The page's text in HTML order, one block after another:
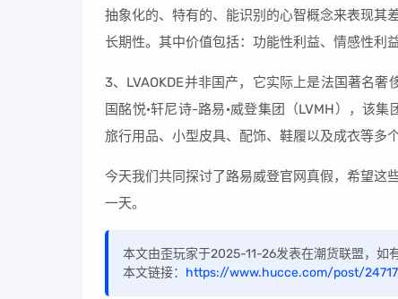
抽象化的、特有的、能识别的心智概念来表现其
长期性。其中价值包括：功能性利益、情感性利益
3、LVAOKDE并非国产，它实际上是法国著名
国酩悦·轩尼诗-路易·威登集团（LVMH），该
旅行用品、小型皮具、配饰、鞋履以及成衣等多个
今天我们共同探讨了路易威登官网真假，希望这
一天。
本文由歪玩家于2025-11-26发表在潮货联盟，如
本文链接： https://www.hucce.com/post/